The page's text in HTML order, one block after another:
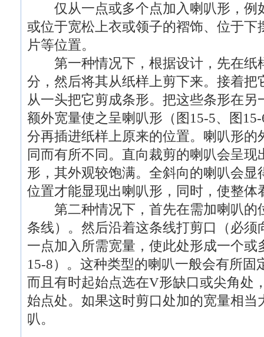
仅从一点或多个点加入喇叭形，例
或位于宽松上衣或领子的褶饰、位于下
片等位置。
第一种情况下，根据设计，先在纸
分，然后将其从纸样上剪下来。接着把
从一头把它剪成条形。把这些条形在
额外宽量使之呈喇叭形（图15-5、图
分再插进纸样上原来的位置。喇叭形的
同而有所不同。直向裁剪的喇叭会呈现
形，其外观较饱满。全斜向的喇叭会显
位置才能显现出喇叭形，同时，使整体
第二种情况下，首先在需加喇叭的
条线）。然后沿着这条线打剪口（必须
一点加入所需宽量，使此处形成一个或
15-8）。这种类型的喇叭一般会有所固
而且有时起始点选在V形缺口或尖角处
始点处。如果这时剪口处加的宽量相当
叭。